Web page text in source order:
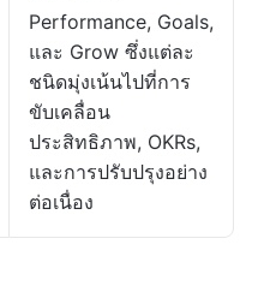
Performance, Goals,
และ Grow ซึ่งแต่ละ
ชนิดมุ่งเน้นไปที่การ
ขับเคลื่อน
ประสิทธิภาพ, OKRs,
และการปรับปรุงอย่าง
ต่อเนื่อง